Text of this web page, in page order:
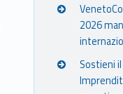
2026
Sostieni